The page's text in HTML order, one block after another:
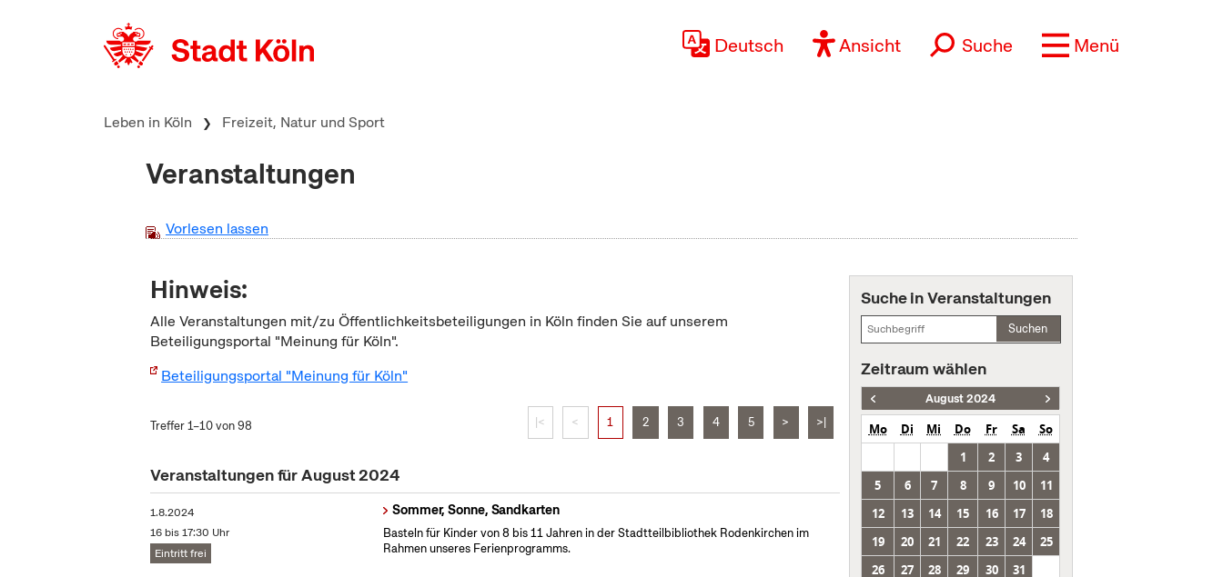
Deutsch Ansicht Suche Menü
Leben in Köln Freizeit, Natur und Sport
Veranstaltungen
Vorlesen lassen
Hinweis:
Alle Veranstaltungen mit/zu Öffentlichkeitsbeteiligungen in Köln finden Sie auf unserem
Beteiligungsportal "Meinung für Köln".
Beteiligungsportal "Meinung für Köln"
Treffer 1–10 von 98 |< < 1 2 3 4 5 > >|
Veranstaltungen für August 2024
1.8.2024
16 bis 17:30 Uhr
Eintritt frei
Sommer, Sonne, Sandkarten
Basteln für Kinder von 8 bis 11 Jahren in der Stadtteilbibliothek Rodenkirchen im
Rahmen unseres Ferienprogramms.
Suche in Veranstaltungen
Suchen
Zeitraum wählen
August 2024
Mo Di Mi Do Fr Sa
So
1
2 3
4
5
6 7 8 9 10
11
12
13 14 15 16 17
18
19
20 21 22 23 24
25
26
27 28 29 30 31